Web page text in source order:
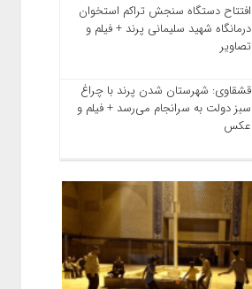
افتتاح دستگاه سنجش تراکم استخوان
درمانگاه شهید سلیمانی پرند + فیلم و
تصاویر
قشقاوی: شهرستان شدن پرند با چراغ
سبز دولت به سرانجام می‌رسد + فیلم و
عکس